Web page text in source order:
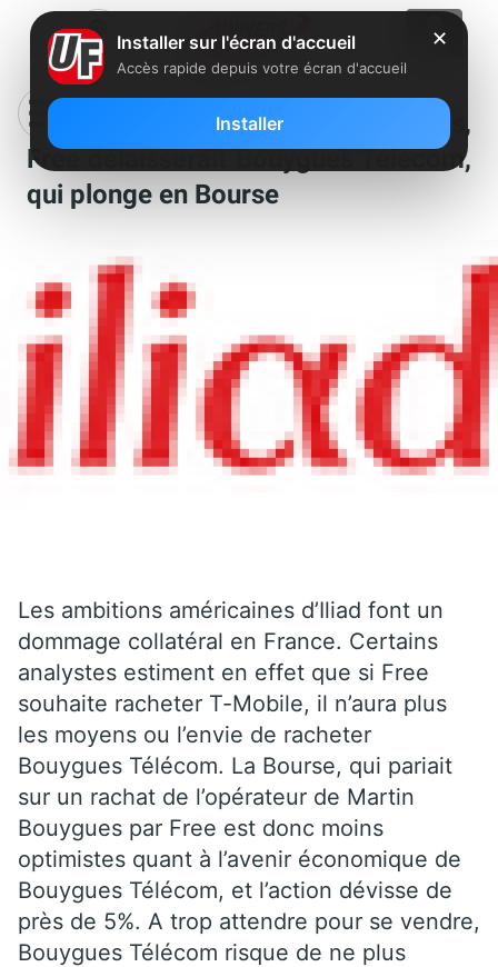
Les yeux rivés sur les Etats Unis,
Free délaisserait Bouygues Télécom,
qui plonge en Bourse
Les ambitions américaines d’Iliad font un
dommage collatéral en France. Certains
analystes estiment en effet que si Free
souhaite racheter T-Mobile, il n’aura plus
les moyens ou l’envie de racheter
Bouygues Télécom. La Bourse, qui pariait
sur un rachat de l’opérateur de Martin
Bouygues par Free est donc moins
optimistes quant à l’avenir économique de
Bouygues Télécom, et l’action dévisse de
près de 5%. A trop attendre pour se vendre,
Bouygues Télécom risque de ne plus
✕
Installer sur l'écran d'accueil
Accès rapide depuis votre écran d'accueil
Installer